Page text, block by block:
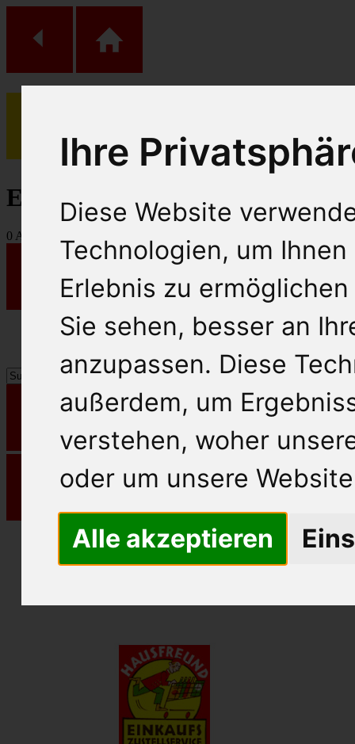
Ihre
Diese Website
Technologien, um
Erlebnis zu
Sie sehen, besser an
anzupassen. Diese
außerdem, um
verstehen, woher
oder um unsere
Alle akzeptieren
(0)
Einkaufs Wagen
0 Artikel